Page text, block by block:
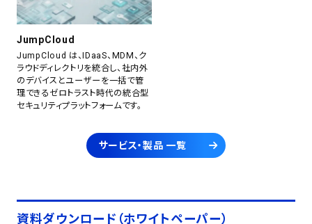
JumpCloud
JumpCloud は、IDaaS、MDM、ク
ラウドディレクトリを統合し、社内外
のデバイスとユーザーを一括で管
理できるゼロトラスト時代の統合型
セキュリティプラットフォームです。
サービス・製品 一覧
資料ダウンロード（ホワイトペーパー）